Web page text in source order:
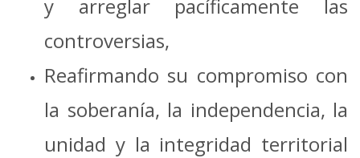
y arreglar pacíficamente las
controversias,
Reafirmando su compromiso con
la soberanía, la independencia, la
unidad y la integridad territorial